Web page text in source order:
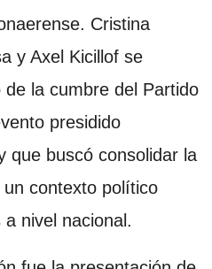
Cristina
y Axel Kicillof se
la cumbre del Partido
presidido
que buscó consolidar la
contexto político
nivel nacional.